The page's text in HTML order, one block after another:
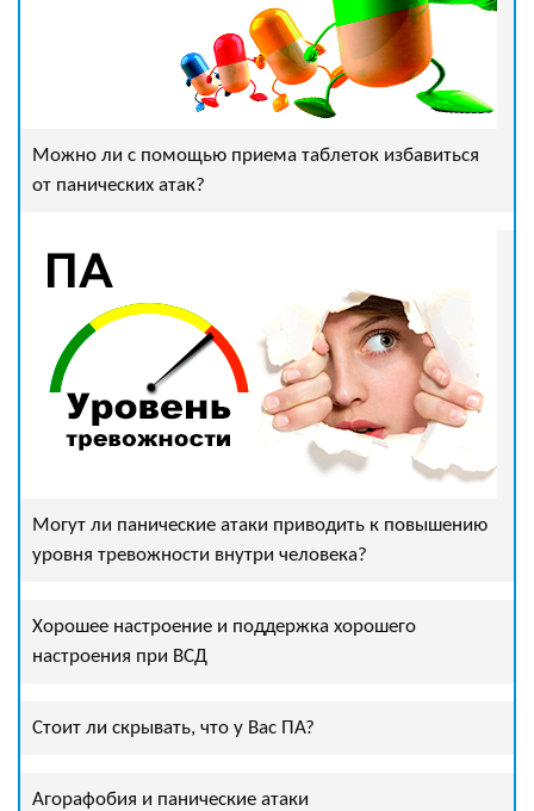
Можно ли с помощью приема таблеток избавиться
от панических атак?
Могут ли панические атаки приводить к повышению
уровня тревожности внутри человека?
Хорошее настроение и поддержка хорошего
настроения при ВСД
Стоит ли скрывать, что у Вас ПА?
Агорафобия и панические атаки